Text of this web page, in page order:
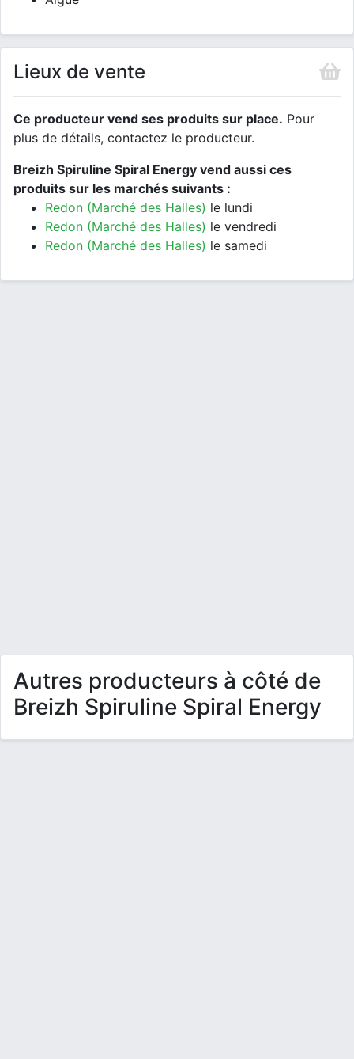
Lieux de vente
Ce producteur vend ses produits sur place. Pour
plus de détails, contactez le producteur.
Breizh Spiruline Spiral Energy vend aussi ces
produits sur les marchés suivants :
Redon (Marché des Halles) le lundi
Redon (Marché des Halles) le vendredi
Redon (Marché des Halles) le samedi
Autres producteurs à côté de
Breizh Spiruline Spiral Energy